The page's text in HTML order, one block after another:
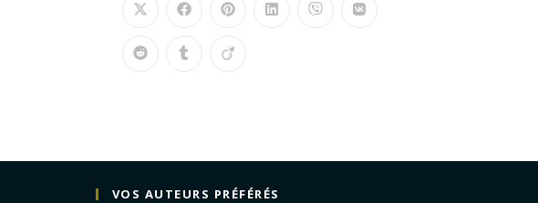
VOS AUTEURS PRÉFÉRÉS